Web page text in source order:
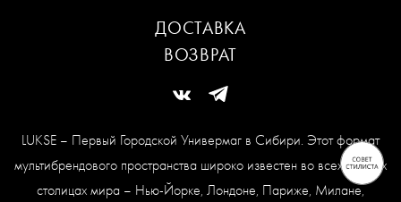
LUKSE – Первый Городской Универмаг в Сибири. Этот формат
мультибрендового пространства широко известен во всех модных
столицах мира – Нью-Йорке, Лондоне, Париже, Милане,
ДОСТАВКА
ВОЗВРАТ